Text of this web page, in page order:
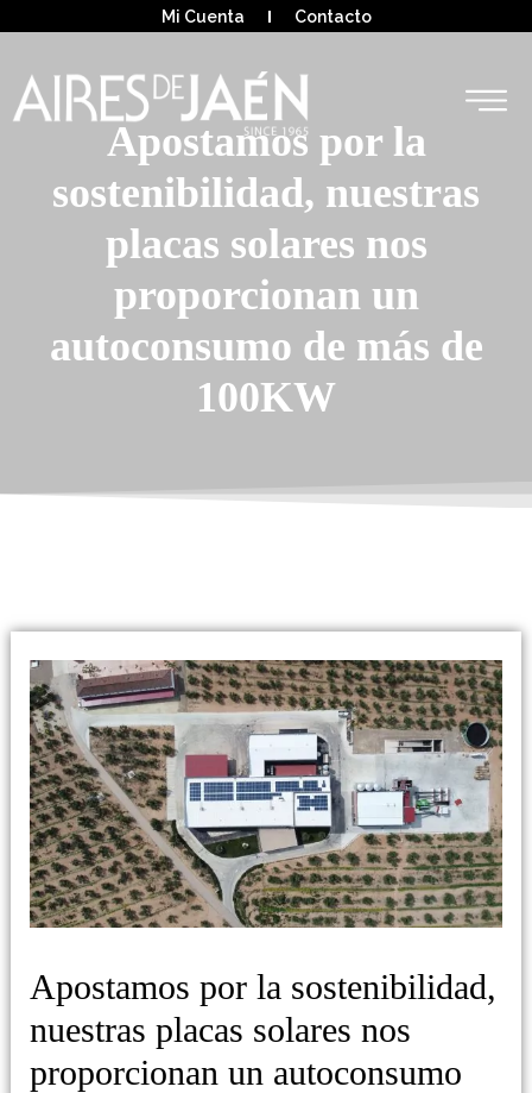
Mi Cuenta Contacto
Apostamos por la
sostenibilidad, nuestras
placas solares nos
proporcionan un
autoconsumo de más de
100KW
Apostamos por la sostenibilidad,
nuestras placas solares nos
proporcionan un autoconsumo